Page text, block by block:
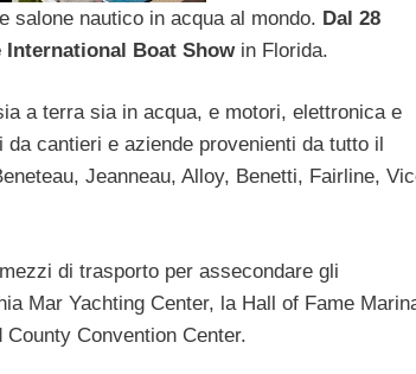
salone nautico in acqua al mondo. Dal 28
International Boat Show in Florida.
a terra sia in acqua, e motori, elettronica e
cantieri e aziende provenienti da tutto il
Jeanneau, Alloy, Benetti, Fairline,
di trasporto per assecondare gli
Mar Yachting Center, la Hall of Fame
Convention Center.